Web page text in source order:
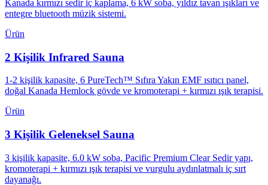
Kanada kırmızı sedir iç kaplama, 6 kW soba, yıldız tavan ışıkları ve
entegre bluetooth müzik sistemi.
Ürün
2 Kişilik Infrared Sauna
1-2 kişilik kapasite, 6 PureTech™ Sıfıra Yakın EMF ısıtıcı panel,
doğal Kanada Hemlock gövde ve kromoterapi + kırmızı ışık terapisi.
Ürün
3 Kişilik Geleneksel Sauna
3 kişilik kapasite, 6.0 kW soba, Pacific Premium Clear Sedir yapı,
kromoterapi + kırmızı ışık terapisi ve vurgulu aydınlatmalı iç sırt
dayanağı.